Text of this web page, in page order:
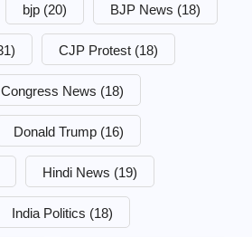
bjp (20) BJP News (18)
CJP Protest (18)
Congress News (18)
Donald Trump (16)
Hindi News (19)
India Politics (18)